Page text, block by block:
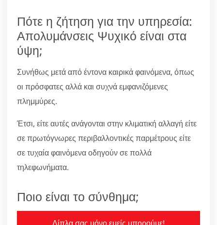
Πότε η ζήτηση για την υπηρεσία:
Απολυμάνσεις Ψυχικό είναι στα
ύψη;
Συνήθως μετά από έντονα καιρικά φαινόμενα, όπως
οι πρόσφατες αλλά και συχνά εμφανιζόμενες
πλημμύρες.
Έτσι, είτε αυτές ανάγονται στην κλιματική αλλαγή είτε
σε πρωτόγνωρες περιβαλλοντικές παρμέτρους είτε
σε τυχαία φαινόμενα οδηγούν σε πολλά
τηλεφωνήματα.
Ποιο είναι το σύνθημα;